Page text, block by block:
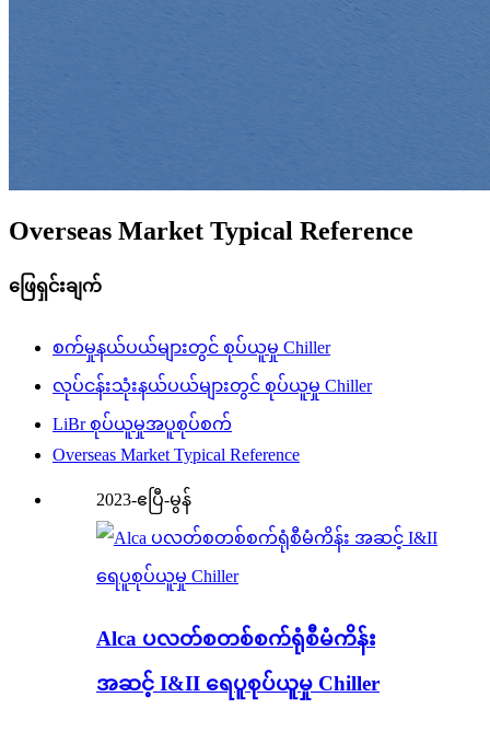
Overseas Market Typical Reference
ဖြေရှင်းချက်
စက်မှုနယ်ပယ်များတွင် စုပ်ယူမှု Chiller
လုပ်ငန်းသုံးနယ်ပယ်များတွင် စုပ်ယူမှု Chiller
LiBr စုပ်ယူမှုအပူစုပ်စက်
Overseas Market Typical Reference
2023-ဧပြီ-မွန်
Alca ပလတ်စတစ်စက်ရုံစီမံကိန်း
အဆင့် I&II ရေပူစုပ်ယူမှု Chiller